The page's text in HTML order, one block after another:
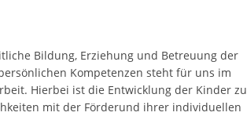
Bildung, Erziehung und Betreuung der
Kompetenzen steht für uns im
Hierbei ist die Entwicklung der Kinder zu
mit der Förderund ihrer individuellen